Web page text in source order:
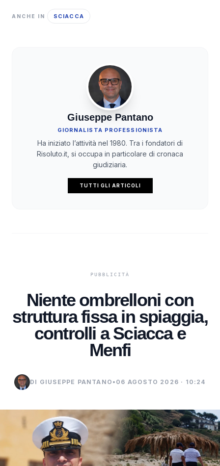
ANCHE IN SCIACCA
Giuseppe Pantano
GIORNALISTA PROFESSIONISTA
Ha iniziato l’attività nel 1980. Tra i fondatori di
Risoluto.it, si occupa in particolare di cronaca
giudiziaria.
TUTTI GLI ARTICOLI
Niente ombrelloni con
struttura fissa in spiaggia,
controlli a Sciacca e
Menfi
DI GIUSEPPE PANTANO • 06 AGOSTO 2026 · 10:24